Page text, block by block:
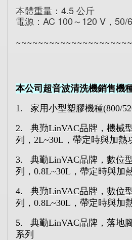
本體重量：4.5 公斤
電源：AC 100～120 V，50/
本公司超音波清洗機銷售機
1. 家用小型塑膠機種(800/
2. 典勤LinVAC品牌，機械
列， 2L~30L ，帶定時與加熱
3. 典勤LinVAC品牌，數位
列， 0.8L~30L ，帶定時與加
4. 典勤LinVAC品牌，數位
列， 0.8L~30L ，帶定時與加
5. 典勤LinVAC品牌，落地
系列